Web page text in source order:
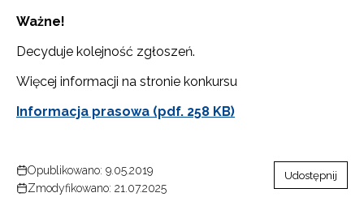
Ważne!
Decyduje kolejność zgłoszeń.
Więcej informacji na stronie konkursu
Informacja prasowa (pdf. 258 KB)
Opublikowano: 9.05.2019
Zmodyfikowano: 21.07.2025
Udostępnij